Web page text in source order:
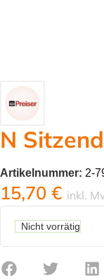
N
Artikelnummer: 2-
15,70 € inkl.
Nicht vorrätig